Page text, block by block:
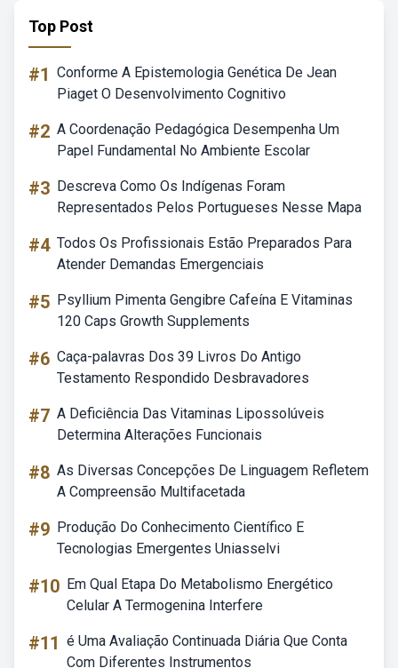
Top Post
#1 Conforme A Epistemologia Genética De Jean
Piaget O Desenvolvimento Cognitivo
#2 A Coordenação Pedagógica Desempenha Um
Papel Fundamental No Ambiente Escolar
#3 Descreva Como Os Indígenas Foram
Representados Pelos Portugueses Nesse Mapa
#4 Todos Os Profissionais Estão Preparados Para
Atender Demandas Emergenciais
#5 Psyllium Pimenta Gengibre Cafeína E Vitaminas
120 Caps Growth Supplements
#6 Caça-palavras Dos 39 Livros Do Antigo
Testamento Respondido Desbravadores
#7 A Deficiência Das Vitaminas Lipossolúveis
Determina Alterações Funcionais
#8 As Diversas Concepções De Linguagem Refletem
A Compreensão Multifacetada
#9 Produção Do Conhecimento Científico E
Tecnologias Emergentes Uniasselvi
#10 Em Qual Etapa Do Metabolismo Energético
Celular A Termogenina Interfere
#11 é Uma Avaliação Continuada Diária Que Conta
Com Diferentes Instrumentos